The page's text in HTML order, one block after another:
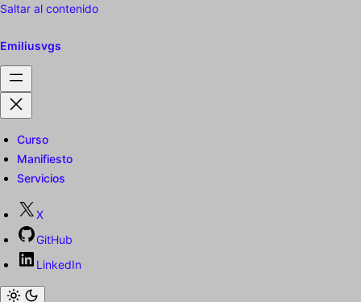
Saltar al contenido
Emiliusvgs
Curso
Manifiesto
Servicios
X
GitHub
LinkedIn